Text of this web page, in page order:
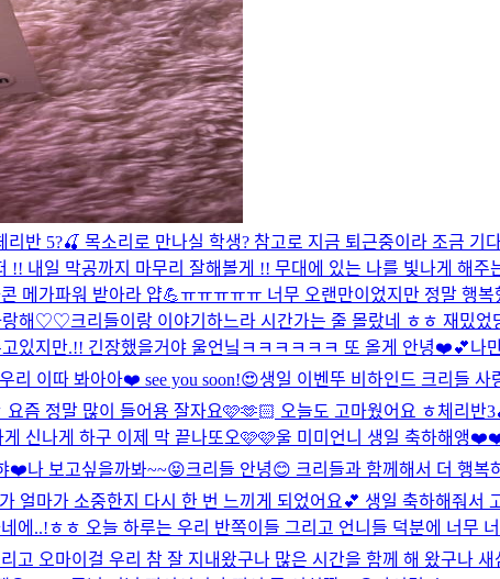
반 5?🍒 목소리로 만나실 학생? 참고로 지금 퇴근중이라 조금 기
내일 막공까지 마무리 잘해볼게 !! 무대에 있는 나를 빛나게 해
메가파워 받아라 얍💪ㅠㅠㅠㅠㅠ 너무 오랜만이었지만 정말
해♡♡크리들이랑 이야기하느라 시간가는 줄 몰랐네 ㅎㅎ 재밌
있지만.!! 긴장했을거야 울언닠ㅋㅋㅋㅋㅋㅋ 또 올게 안녕❤️💕나
우리 이따 봐아아❤️ see you soon!😍생일 이벤뚜 비하인드 크리들 사
즘 정말 많이 들어용 잘자요🩷🫶🏻 오늘도 고마웠어요 ㅎ체리반
신나게 하구 이제 막 끝나또오🩷🩷울 미미언니 생일 축하해앵
❤️나 보고싶을까봐~~😝크리들 안녕😊 크리들과 함께해서 더 행
얼마가 소중한지 다시 한 번 느끼게 되었어요💕 생일 축하해줘서
에..!ㅎㅎ 오늘 하루는 우리 반쪽이들 그리고 언니들 덕분에 너무
오마이걸 우리 참 잘 지내왔구나 많은 시간을 함께 해 왔구나 새